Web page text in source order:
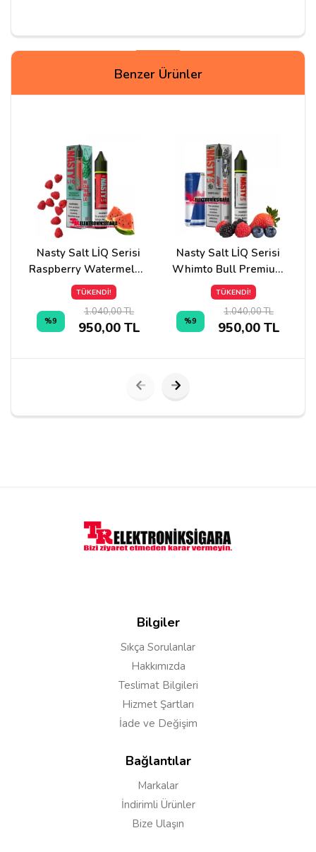
Yorum Yapın
Yorumunuz*
Benzer Ürünler
Nasty Salt LİQ Serisi
Raspberry Watermelon
Premium Likit 30ml
TÜKENDİ!
%9
1.040,00 TL
950,00 TL
Nasty Salt LİQ Serisi
Whimto Bull Premium
Likit 30ml
TÜKENDİ!
%9
1.040,00 TL
950,00 TL
Bilgiler
Sıkça Sorulanlar
Hakkımızda
Teslimat Bilgileri
Hizmet Şartları
İade ve Değişim
Bağlantılar
Markalar
İndirimli Ürünler
Bize Ulaşın